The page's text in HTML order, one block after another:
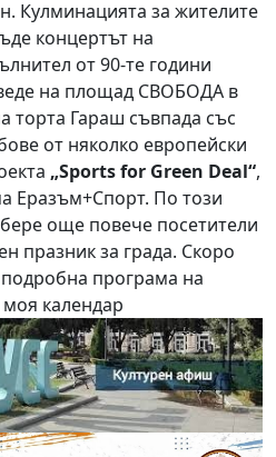
Кулминацията за жителите
концертът на
от 90-те години
на площад СВОБОДА в
торта Гараш съвпада със
от няколко европейски
„Sports for Green Deal“,
Еразъм+Спорт. По този
още повече посетители
празник за града. Скоро
програма на
календар